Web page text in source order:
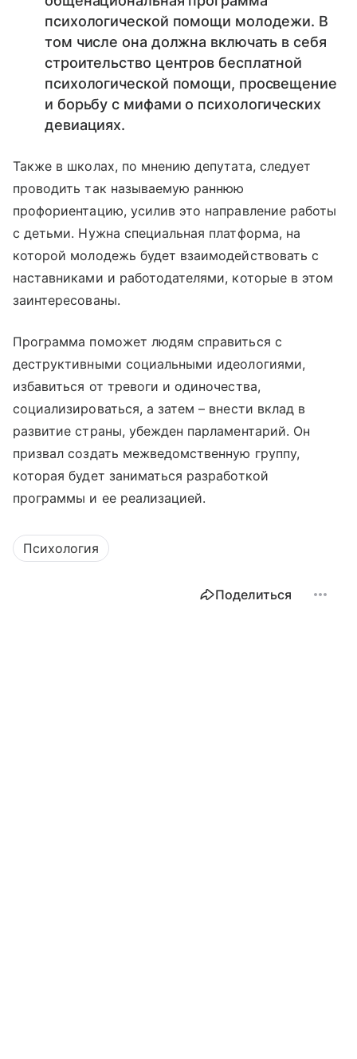
психологической помощи молодежи. В
том числе она должна включать в себя
строительство центров бесплатной
психологической помощи, просвещение
и борьбу с мифами о психологических
девиациях.
Также в школах, по мнению депутата, следует
проводить так называемую раннюю
профориентацию, усилив это направление работы
с детьми. Нужна специальная платформа, на
которой молодежь будет взаимодействовать с
наставниками и работодателями, которые в этом
заинтересованы.
Программа поможет людям справиться с
деструктивными социальными идеологиями,
избавиться от тревоги и одиночества,
социализироваться, а затем – внести вклад в
развитие страны, убежден парламентарий. Он
призвал создать межведомственную группу,
которая будет заниматься разработкой
программы и ее реализацией.
Психология
Поделиться